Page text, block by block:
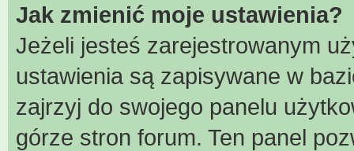
Jak zmienić moje ustawienia?
Jeżeli jesteś zarejestrowanym
ustawienia są zapisywane w
zajrzyj do swojego panelu
górze stron forum. Ten panel